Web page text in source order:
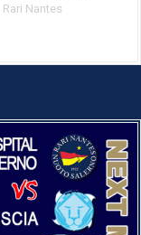
Rari Nantes